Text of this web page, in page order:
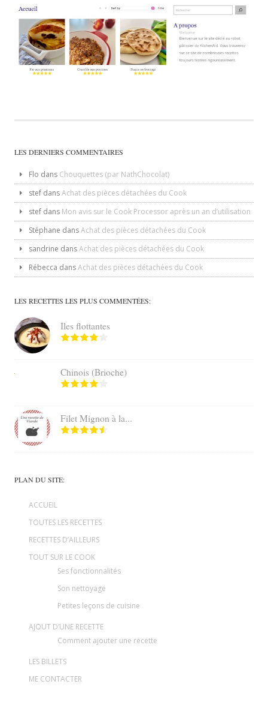
LES DERNIERS COMMENTAIRES
Flo dans Chouquettes (par NathChocolat)
stef dansAchat des pièces détachées du Cook
stef dans Mon avis sur le Cook Processor après un an d’utilisation
Stéphane dansAchat des pièces détachées du Cook
sandrine dansAchat des pièces détachées du Cook
Rébecca dansAchat des pièces détachées du Cook
LES RECETTES LES PLUS COMMENTÉES:
Iles flottantes
Chinois (Brioche)
Filet Mignon à la...
PLAN DU SITE:
ACCUEIL
TOUTES LES RECETTES
RECETTES D’AILLEURS
TOUT SUR LE COOK
Ses fonctionnalités
Son nettoyage
Petites leçons de cuisine
AJOUT D’UNE RECETTE
Comment ajouter une recette
LES BILLETS
ME CONTACTER